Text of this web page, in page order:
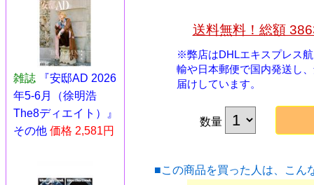
雑誌
『安邸AD 2026
年5-6月（徐明浩
The8ディエイト）』
その他 価格 2,581円
送料無料！総額
※弊店はDHLエキスプレス
輸や日本郵便で国内発送し
届けしています。
数量
■この商品を買った人は、こん